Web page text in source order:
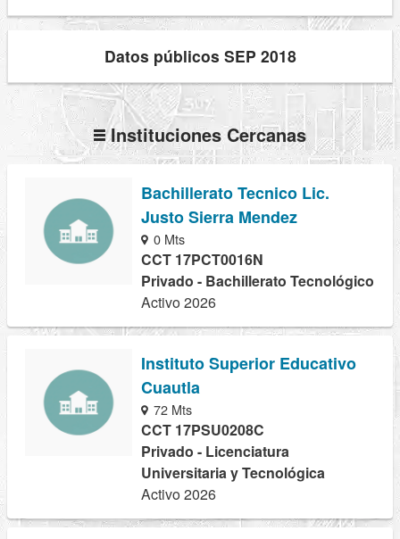
Datos públicos SEP 2018
Instituciones Cercanas
Bachillerato Tecnico Lic.
Justo Sierra Mendez
0 Mts
CCT 17PCT0016N
Privado - Bachillerato Tecnológico
Activo 2026
Instituto Superior Educativo
Cuautla
72 Mts
CCT 17PSU0208C
Privado - Licenciatura
Universitaria y Tecnológica
Activo 2026